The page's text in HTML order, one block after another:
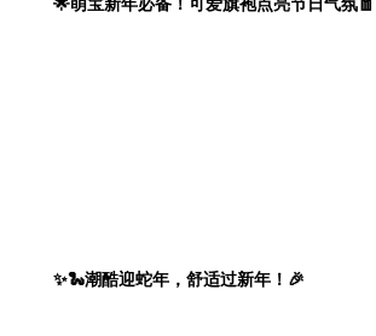
✨🐍潮酷迎蛇年，舒适过新年！🎉